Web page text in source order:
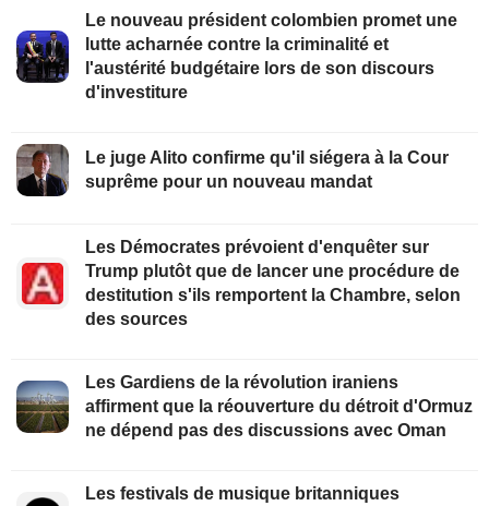
Le nouveau président colombien promet une
lutte acharnée contre la criminalité et
l'austérité budgétaire lors de son discours
d'investiture
Le juge Alito confirme qu'il siégera à la Cour
suprême pour un nouveau mandat
Les Démocrates prévoient d'enquêter sur
Trump plutôt que de lancer une procédure de
destitution s'ils remportent la Chambre, selon
des sources
Les Gardiens de la révolution iraniens
affirment que la réouverture du détroit d'Ormuz
ne dépend pas des discussions avec Oman
Les festivals de musique britanniques